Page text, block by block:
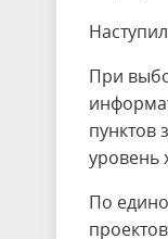
При
пунктов
уровень
По